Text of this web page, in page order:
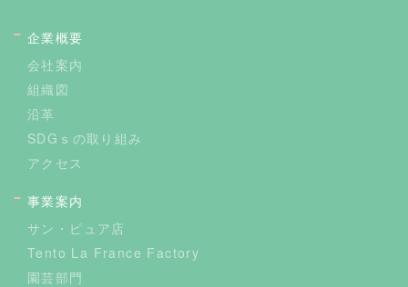
企業概要
会社案内
組織図
沿革
SDGｓの取り組み
アクセス
事業案内
サン・ピュア店
Tento La France Factory
園芸部門